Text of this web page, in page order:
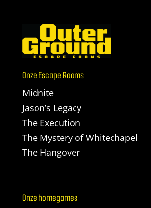
Onze Escape Rooms
Midnite
Jason’s Legacy
The Execution
The Mystery of Whitechapel
The Hangover
Onze homegames